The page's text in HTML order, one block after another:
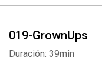
019-GrownUps
Duración: 39min